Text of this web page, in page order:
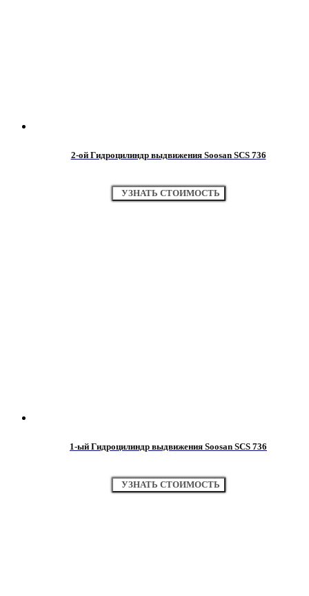
2-ой Гидроцилиндр выдвижения Soosan SCS 736
УЗНАТЬ СТОИМОСТЬ
1-ый Гидроцилиндр выдвижения Soosan SCS 736
УЗНАТЬ СТОИМОСТЬ